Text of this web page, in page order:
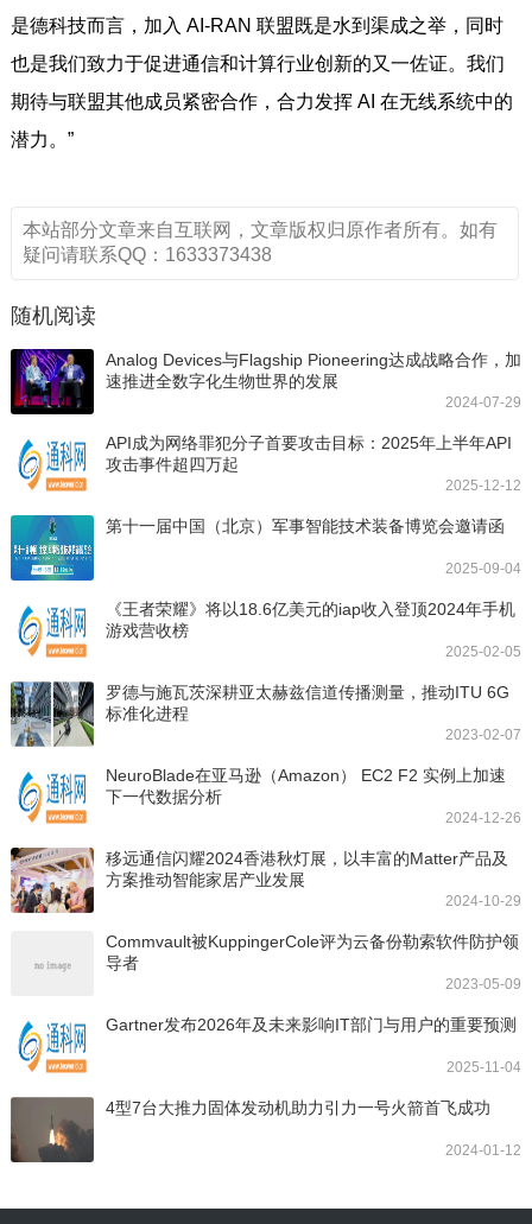
是德科技而言，加入 AI-RAN 联盟既是水到渠成之举，同时
也是我们致力于促进通信和计算行业创新的又一佐证。我们
期待与联盟其他成员紧密合作，合力发挥 AI 在无线系统中的
潜力。”
本站部分文章来自互联网，文章版权归原作者所有。如有
疑问请联系QQ：1633373438
随机阅读
Analog Devices与Flagship Pioneering达成战略合作，加
速推进全数字化生物世界的发展
2024-07-29
API成为网络罪犯分子首要攻击目标：2025年上半年API
攻击事件超四万起
2025-12-12
第十一届中国（北京）军事智能技术装备博览会邀请函
2025-09-04
《王者荣耀》将以18.6亿美元的iap收入登顶2024年手机
游戏营收榜
2025-02-05
罗德与施瓦茨深耕亚太赫兹信道传播测量，推动ITU 6G
标准化进程
2023-02-07
NeuroBlade在亚马逊（Amazon） EC2 F2 实例上加速
下一代数据分析
2024-12-26
移远通信闪耀2024香港秋灯展，以丰富的Matter产品及
方案推动智能家居产业发展
2024-10-29
Commvault被KuppingerCole评为云备份勒索软件防护领
导者
2023-05-09
Gartner发布2026年及未来影响IT部门与用户的重要预测
2025-11-04
4型7台大推力固体发动机助力引力一号火箭首飞成功
2024-01-12